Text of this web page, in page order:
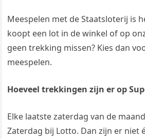
Meespelen met de Staatsloterij is
koopt een lot in de winkel of op
geen trekking missen? Kies dan
meespelen.
Hoeveel trekkingen zijn er op
Elke laatste zaterdag van de
Zaterdag bij Lotto. Dan zijn er niet